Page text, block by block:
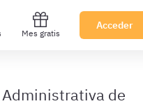
Mes gratis
Acceder
de